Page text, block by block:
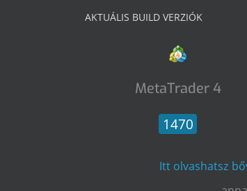
AKTUÁLIS BUILD VERZIÓK
MetaTrader 4
1470
Itt olvashatsz